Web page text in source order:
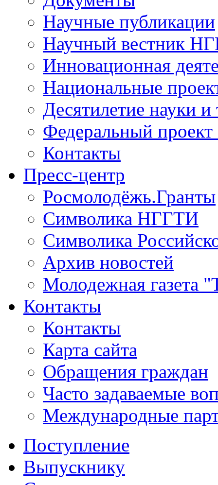
Научные публикации
Научный вестник
Инновационная
Национальные
Десятилетие науки и
Федеральный
Контакты
Пресс-центр
Росмолодёжь.Гранты
Символика НГГТИ
Символика
Архив новостей
Молодежная газета
Контакты
Контакты
Карта сайта
Обращения граждан
Часто задаваемые
Международные
Поступление
Выпускнику